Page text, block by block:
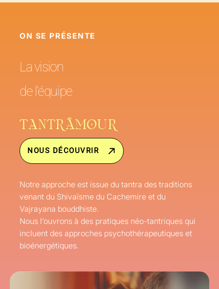
ON SE PRÉSENTE
La vision
de l'équipe
TANTRÂMOUR
NOUS DÉCOUVRIR
Notre approche est issue du tantra des traditions
venant du Shivaïsme du Cachemire et du
Vajrayana bouddhiste.
Nous l’ouvrons à des pratiques néo-tantriques qui
incluent des approches psychothérapeutiques et
bioénergétiques.